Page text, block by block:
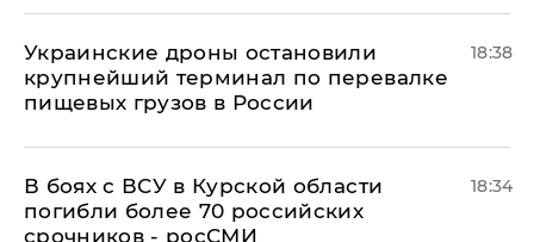
Украинские дроны остановили
крупнейший терминал по перевалке
пищевых грузов в России
18:38
В боях с ВСУ в Курской области
погибли более 70 российских
срочников - росСМИ
18:34